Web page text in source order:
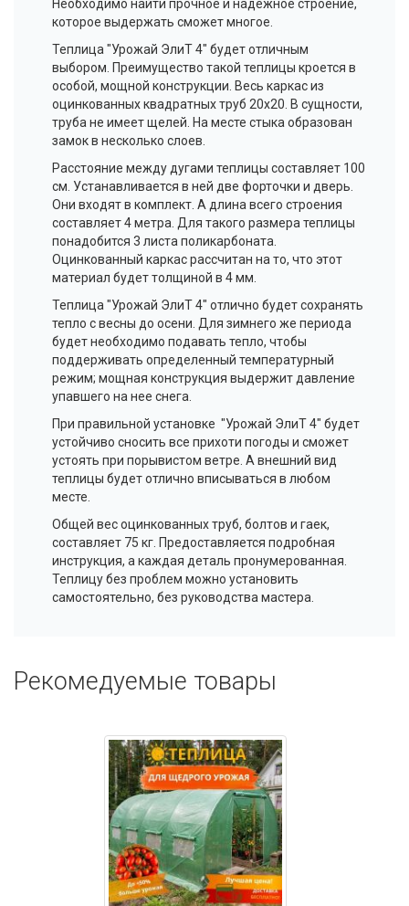
Необходимо найти прочное и надежное строение,
которое выдержать сможет многое.
Теплица "Урожай ЭлиТ4" будет отличным
выбором. Преимущество такой теплицы кроется в
особой, мощной конструкции. Весь каркас из
оцинкованных квадратных труб 20x20. В сущности,
труба не имеет щелей. На месте стыка образован
замок в несколько слоев.
Расстояние между дугами теплицы составляет 100
см. Устанавливается в ней две форточки и дверь.
Они входят в комплект. А длина всего строения
составляет 4 метра. Для такого размера теплицы
понадобится 3 листа поликарбоната.
Оцинкованный каркас рассчитан на то, что этот
материал будет толщиной в 4 мм.
Теплица "Урожай ЭлиТ4" отлично будет сохранять
тепло с весны до осени. Для зимнего же периода
будет необходимо подавать тепло, чтобы
поддерживать определенный температурный
режим; мощная конструкция выдержит давление
упавшего на нее снега.
При правильной установке "Урожай ЭлиТ4" будет
устойчиво сносить все прихоти погоды и сможет
устоять при порывистом ветре. А внешний вид
теплицы будет отлично вписываться в любом
месте.
Общей вес оцинкованных труб, болтов и гаек,
составляет 75 кг. Предоставляется подробная
инструкция, а каждая деталь пронумерованная.
Теплицу без проблем можно установить
самостоятельно, без руководства мастера.
Рекомедуемые товары